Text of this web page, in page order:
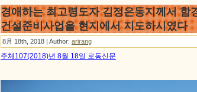
경애하는 최고령도자 김정은동지께서 함
건설준비사업을 현지에서 지도하시였다
8月 18th, 2018 | Author: arirang
주체107(2018)년 8월 18일 로동신문